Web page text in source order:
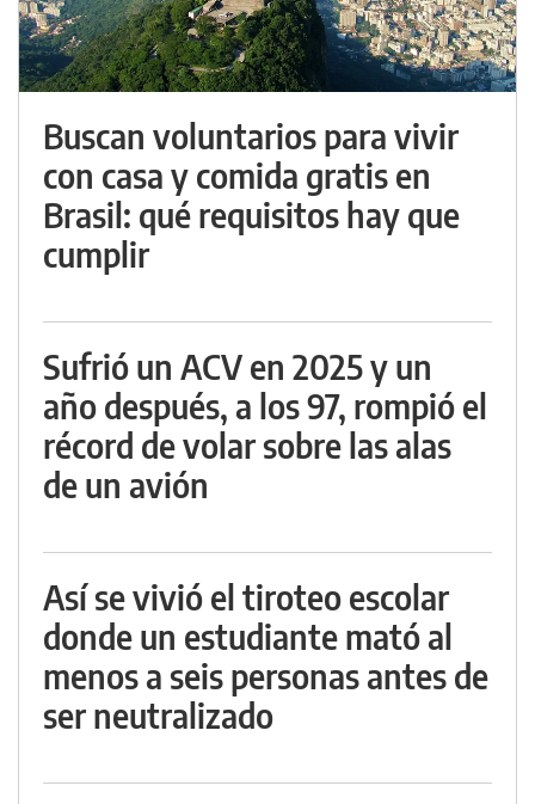
Buscan voluntarios para vivir
con casa y comida gratis en
Brasil: qué requisitos hay que
cumplir
Sufrió un ACV en 2025 y un
año después, a los 97, rompió el
récord de volar sobre las alas
de un avión
Así se vivió el tiroteo escolar
donde un estudiante mató al
menos a seis personas antes de
ser neutralizado